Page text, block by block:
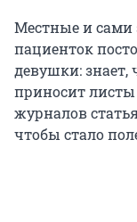
Местные и сами
пациенток
девушки: знает,
приносит
журналов
чтобы стало